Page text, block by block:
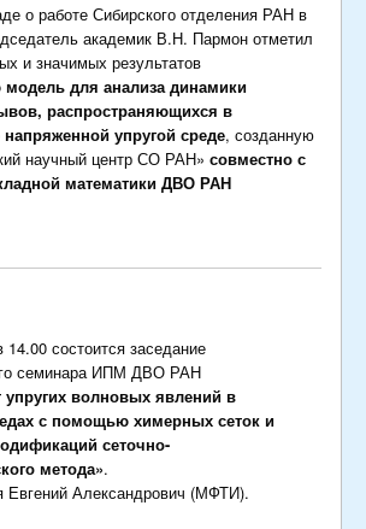
о работе Сибирского отделения РАН в
академик В.Н. Пармон отметил
и значимых результатов
модель для анализа динамики
распространяющихся в
упругой среде, созданную
научный центр СО РАН» совместно с
математики ДВО РАН
14.00 состоится заседание
семинара ИПМ ДВО РАН
упругих волновых явлений в
с помощью химерных сеток и
сеточно-
метода».
Евгений Александрович (МФТИ).